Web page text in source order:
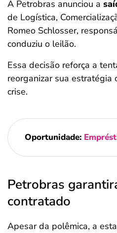
A Petrobras anunciou a
de Logística,
Romeo Schlosser,
conduziu o leilão.
Essa decisão reforça a
reorganizar sua estratégia
crise.
Oportunidade:
Petrobras
contratado
Apesar da polêmica, a